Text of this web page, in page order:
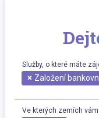
Služby, o které máte
× Založení
Ve kterých zemích